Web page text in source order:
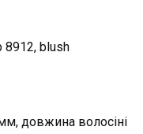
8912, blush
довжина волосіні